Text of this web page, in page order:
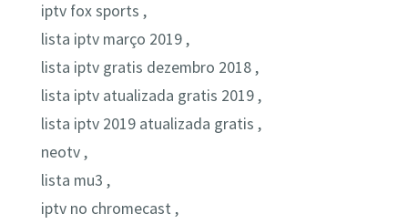
iptv fox sports ,
lista iptv março 2019 ,
lista iptv gratis dezembro 2018 ,
lista iptv atualizada gratis 2019 ,
lista iptv 2019 atualizada gratis ,
neotv ,
lista mu3 ,
iptv no chromecast ,